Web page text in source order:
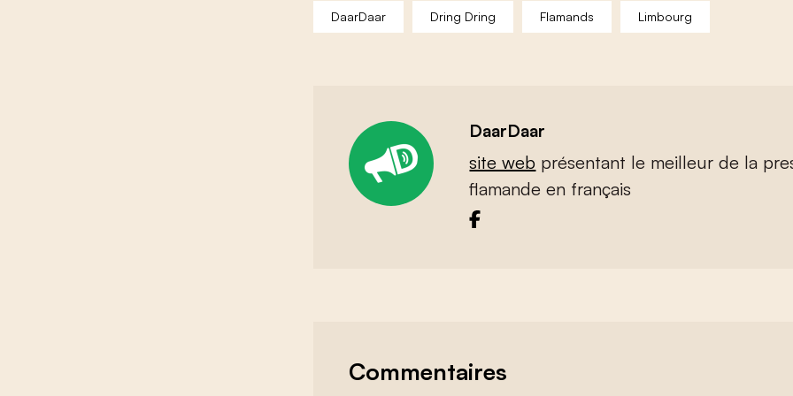
DaarDaar Dring Dring Flamands Limbourg
DaarDaar
site web présentant le meilleur de la
flamande en français
Commentaires